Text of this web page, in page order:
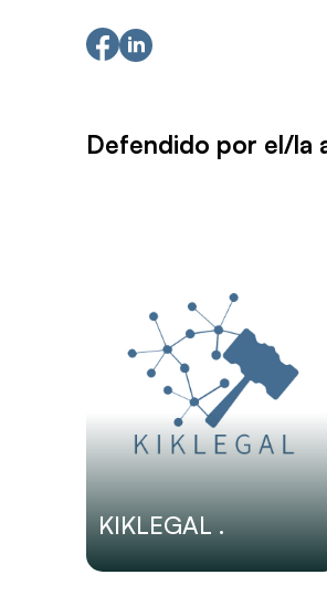
Defendido por el/la
KIKLEGAL .